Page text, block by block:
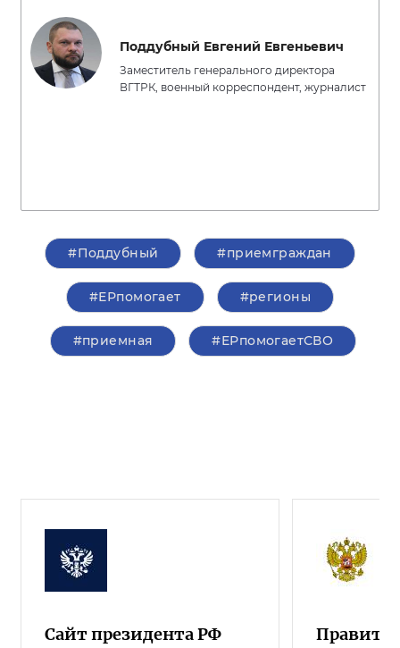
Поддубный Евгений Евгеньевич
Заместитель генерального директора
ВГТРК, военный корреспондент, журналист
#Поддубный #приемграждан
#ЕРпомогает #регионы
#приемная #ЕРпомогаетСВО
Сайт президента РФ